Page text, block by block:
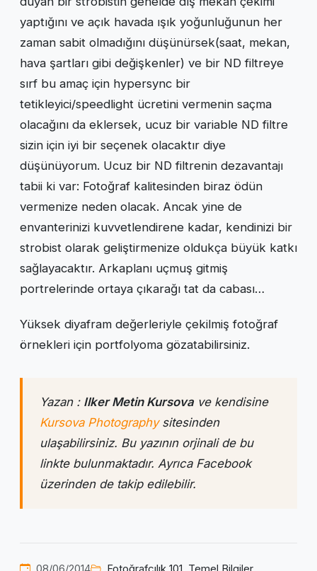
yaptığını ve açık havada ışık yoğunluğunun her
zaman sabit olmadığını düşünürsek(saat, mekan,
hava şartları gibi değişkenler) ve bir ND filtreye
sırf bu amaç için hypersync bir
tetikleyici/speedlight ücretini vermenin saçma
olacağını da eklersek, ucuz bir variable ND filtre
sizin için iyi bir seçenek olacaktır diye
düşünüyorum. Ucuz bir ND filtrenin dezavantajı
tabii ki var: Fotoğraf kalitesinden biraz ödün
vermenize neden olacak. Ancak yine de
envanterinizi kuvvetlendirene kadar, kendinizi bir
strobist olarak geliştirmenize oldukça büyük katkı
sağlayacaktır. Arkaplanı uçmuş gitmiş
portrelerinde ortaya çıkarağı tat da cabası…
Yüksek diyafram değerleriyle çekilmiş fotoğraf
örnekleri için portfolyoma gözatabilirsiniz.
Yazan : Ilker Metin Kursova ve kendisine
Kursova Photographysitesinden
ulaşabilirsiniz. Bu yazının orjinali de bu
linkte bulunmaktadır. Ayrıca Facebook
üzerinden de takip edilebilir.